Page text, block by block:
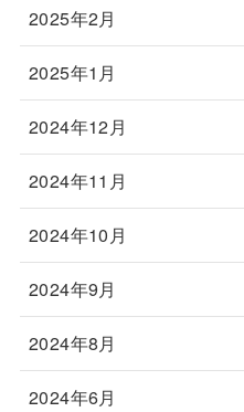
2025年2月
2025年1月
2024年12月
2024年11月
2024年10月
2024年9月
2024年8月
2024年6月